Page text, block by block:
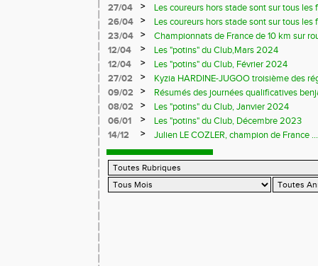
27/04
>
Les coureurs hors stade sont sur tous les
26/04
>
Les coureurs hors stade sont sur tous les
23/04
>
Championnats de France de 10 km sur
12/04
>
Les "potins" du Club,Mars 2024
12/04
>
Les "potins" du Club, Février 2024
27/02
>
Kyzia HARDINE-JUGOO troisième des
09/02
>
Résumés des journées qualificatives
08/02
>
Les "potins" du Club, Janvier 2024
06/01
>
Les "potins" du Club, Décembre 2023
14/12
> Julien LE COZLER, champion de France ...